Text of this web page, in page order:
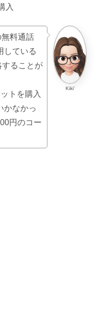
入
Kiki’
無料通話
している
ることが
トを購入
かなかっ
円のコー